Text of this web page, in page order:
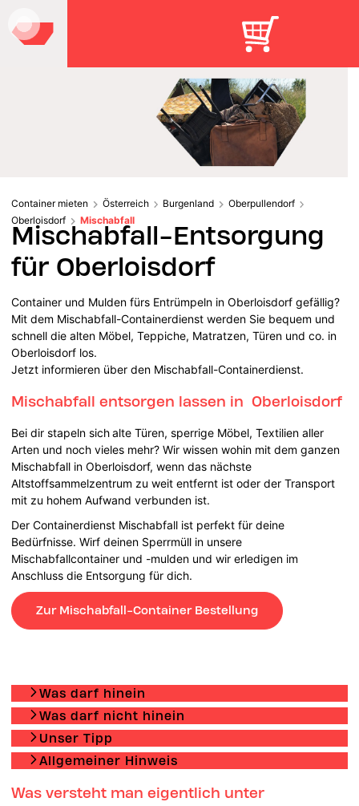
Container mieten Österreich Burgenland
Oberpullendorf
Oberloisdorf
Mischabfall
Mischabfall-Entsorgung
für Oberloisdorf
Container und Mulden fürs Entrümpeln in Oberloisdorf gefällig?
Mit dem Mischabfall-Containerdienst werden Sie bequem und
schnell die alten Möbel, Teppiche, Matratzen, Türen und co. in
Oberloisdorf los.
Jetzt informieren über den Mischabfall-Containerdienst.
Mischabfall entsorgen lassen in Oberloisdorf
Bei dir stapeln sichalte Türen, sperrige Möbel, Textilien aller
Arten und noch vieles mehr? Wir wissen wohin mit dem ganzen
Mischabfall in Oberloisdorf, wenn das nächste
Altstoffsammelzentrum zu weit entfernt ist oder der Transport
mit zu hohem Aufwand verbunden ist.
Der Containerdienst Mischabfall ist perfekt für deine
Bedürfnisse. Wirf deinen Sperrmüll in unsere
Mischabfallcontainer und -mulden und wir erledigen im
Anschluss die Entsorgung für dich.
Zur Mischabfall-Container Bestellung
Was darf hinein
Was darf nicht hinein
Unser Tipp
Allgemeiner Hinweis
Was versteht man eigentlich unter